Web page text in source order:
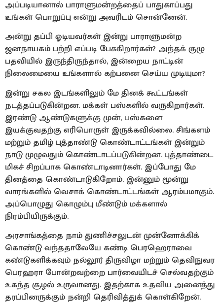
அப்படியானால் பாராளுமன்றத்தைப் பாதுகாப்பது
உங்கள் பொறுப்பு என்று அவரிடம் சொன்னேன்.
அன்று தப்பி ஓடியவர்கள் இன்று பாராளுமன்ற
ஜனநாயகம் பற்றி எப்படி பேசுகிறார்கள்? அந்தக் குழு
பதவியில் இருந்திருந்தால், இன்றைய நாட்டின்
நிலைமையை உங்களால் கற்பனை செய்ய முடியுமா?
இன்று சகல இடங்களிலும் மே தினக் கூட்டங்கள்
நடத்தப்படுகின்றன. மக்கள் பஸ்களில் வருகிறார்கள்.
இரண்டு ஆண்டுகளுக்கு முன், பஸ்களை
இயக்குவதற்கு எரிபொருள் இருக்கவில்லை. சிங்களம்
மற்றும் தமிழ் புத்தாண்டு கொண்டாட்டங்கள் இன்றும்
நாடு முழுவதும் கொண்டாடப்படுகின்றன. புத்தாண்டை
மிகச் சிறப்பாக கொண்டாடினார்கள். இப்போது மே
தினத்தை கொண்டாடுகிறோம். இன்னும் மூன்று
வாரங்களில் வெசாக் கொண்டாட்டங்கள் ஆரம்பமாகும்.
அப்பொழுது கொழும்பு மீண்டும் மக்களால்
நிரம்பியிருக்கும்.
அரசாங்கத்தை நாம் துணிச்சலுடன் முன்னோக்கிக்
கொண்டு வந்ததாலேயே கண்டி பெரஹெராவை
கண்டுகளிக்கவும் நல்லூர் திருவிழா மற்றும் தெவிநுவர
பெரஹரா போன்றவற்றை பார்வையிடச் செல்வதற்கும்
உகந்த சூழல் உருவானது. இதற்காக உதவிய அனைத்து
தரப்பினருக்கும் நன்றி தெரிவித்துக் கொள்கிறேன்.